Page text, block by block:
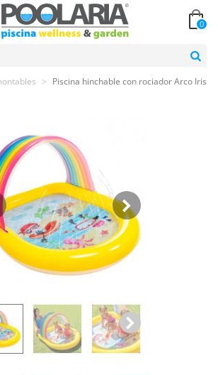
0
> Piscina hinchable con rociador Arco Iris